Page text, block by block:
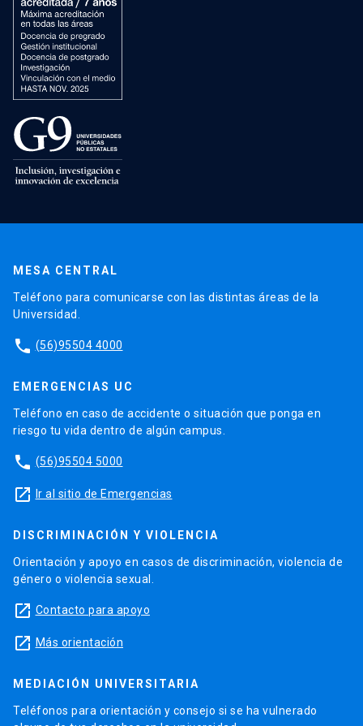
MESA CENTRAL
Teléfono para comunicarse con las distintas áreas de la
Universidad.
phone (56)95504 4000
EMERGENCIAS UC
Teléfono en caso de accidente o situación que ponga en
riesgo tu vida dentro de algún campus.
phone (56)95504 5000
launch Ir al sitio de Emergencias
DISCRIMINACIÓN Y VIOLENCIA
Orientación y apoyo en casos de discriminación, violencia de
género o violencia sexual.
launch Contacto para apoyo
launch Más orientación
MEDIACIÓN UNIVERSITARIA
Teléfonos para orientación y consejo si se ha vulnerado